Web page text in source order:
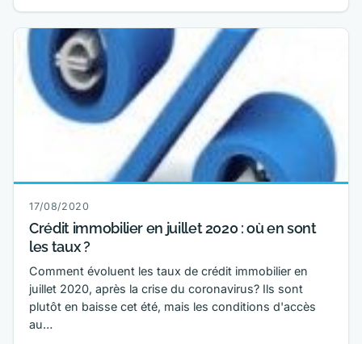
17/08/2020
Crédit immobilier en juillet 2020 : où en sont
les taux ?
Comment évoluent les taux de crédit immobilier en
juillet 2020, après la crise du coronavirus? Ils sont
plutôt en baisse cet été, mais les conditions d'accès
au…